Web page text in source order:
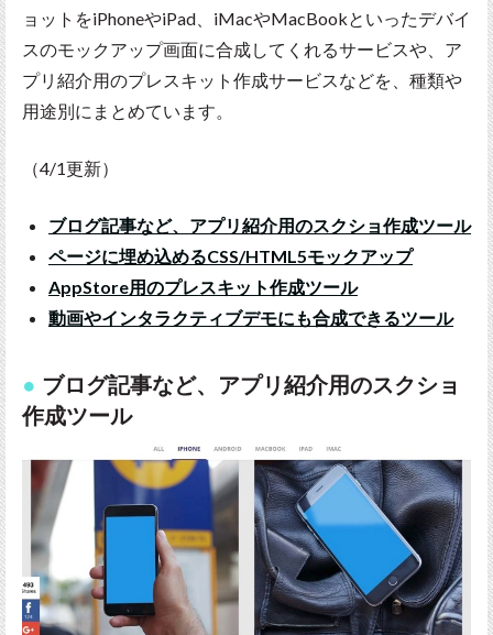
ョットをiPhoneやiPad、iMacやMacBookといったデバイ
スのモックアップ画面に合成してくれるサービスや、ア
プリ紹介用のプレスキット作成サービスなどを、種類や
用途別にまとめています。
（4/1更新）
ブログ記事など、アプリ紹介用のスクショ作成ツール
ページに埋め込めるCSS/HTML5モックアップ
AppStore用のプレスキット作成ツール
動画やインタラクティブデモにも合成できるツール
ブログ記事など、アプリ紹介用のスクショ
作成ツール